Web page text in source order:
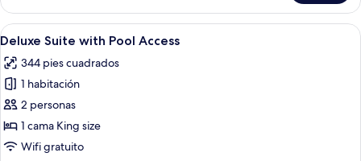
Suite
Jacuzzi
with
Access
Abrir
todas
las
fotos
de
Deluxe
Suite
Una habitación de hotel moderna
9
Deluxe Suite with Pool Access
344 pies cuadrados
1 habitación
2 personas
1 cama King size
Wifi gratuito